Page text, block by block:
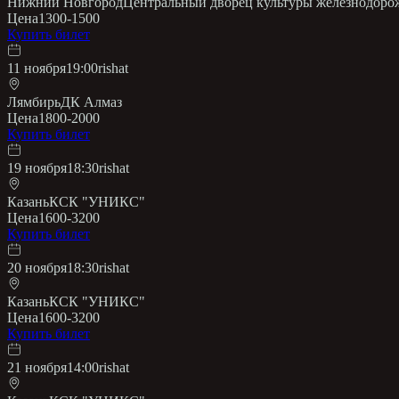
Цена1300-1500
Купить билет
11 ноября19:00rishat
ЛямбирьДК Алмаз
Цена1800-2000
Купить билет
19 ноября18:30rishat
КазаньКСК "УНИКС"
Цена1600-3200
Купить билет
20 ноября18:30rishat
КазаньКСК "УНИКС"
Цена1600-3200
Купить билет
21 ноября14:00rishat